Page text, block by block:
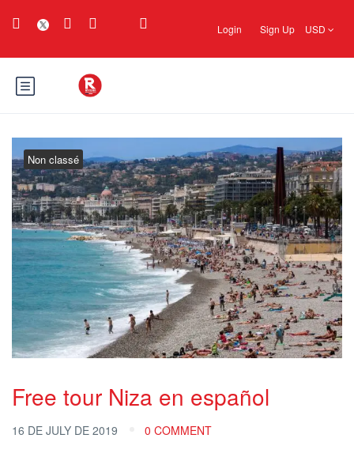
Login Sign Up USD
Non classé
Free tour Niza en español
16 DE JULY DE 2019 0 COMMENT